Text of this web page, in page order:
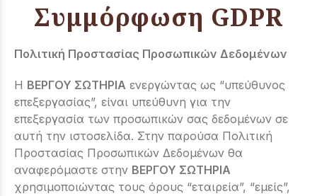
Συμμόρφωση GDPR
Πολιτική Προστασίας Προσωπικών Δεδομένων
Η ΒΕΡΓΟΥ ΣΩΤΗΡΙΑ ενεργώντας ως “υπεύθυνος
επεξεργασίας”, είναι υπεύθυνη για την
επεξεργασία των προσωπικών σας δεδομένων σε
αυτή την ιστοσελίδα. Στην παρούσα Πολιτική
Προστασίας Προσωπικών Δεδομένων θα
αναφερόμαστε στην ΒΕΡΓΟΥ ΣΩΤΗΡΙΑ
χρησιμοποιώντας τους όρους “εταιρεία”, “εμείς”,